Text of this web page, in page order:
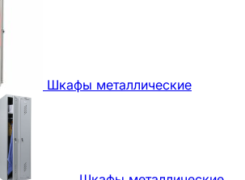
Шкафы металлические